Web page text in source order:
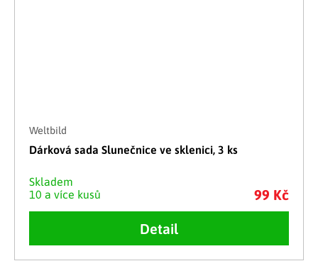
Weltbild
Dárková sada Slunečnice ve sklenici, 3 ks
Skladem
10 a více kusů
99 Kč
Detail